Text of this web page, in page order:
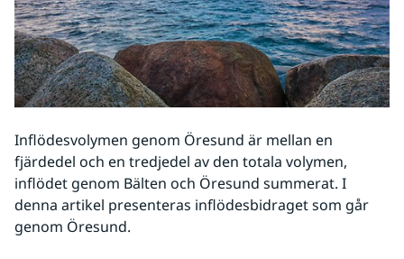
Inflödesvolymen genom Öresund är mellan en
fjärdedel och en tredjedel av den totala volymen,
inflödet genom Bälten och Öresund summerat. I
denna artikel presenteras inflödesbidraget som går
genom Öresund.